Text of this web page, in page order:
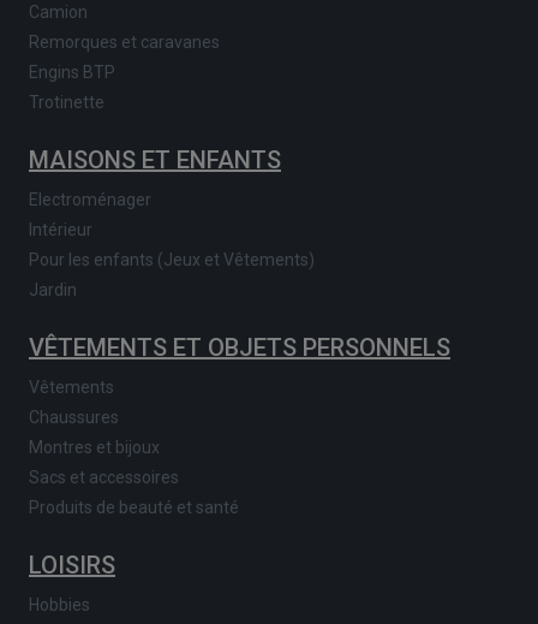
Camion
Remorques et caravanes
Engins BTP
Trotinette
MAISONS ET ENFANTS
Electroménager
Intérieur
Pour les enfants (Jeux et Vêtements)
Jardin
VÊTEMENTS ET OBJETS PERSONNELS
Vêtements
Chaussures
Montres et bijoux
Sacs et accessoires
Produits de beauté et santé
LOISIRS
Hobbies